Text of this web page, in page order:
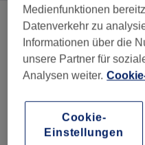
2 Salons die anbieten:
Medienfunktionen
Datenverkehr zu
Informationen über die
unsere Partner für
Analysen weiter.
Cookie-
Einstellungen